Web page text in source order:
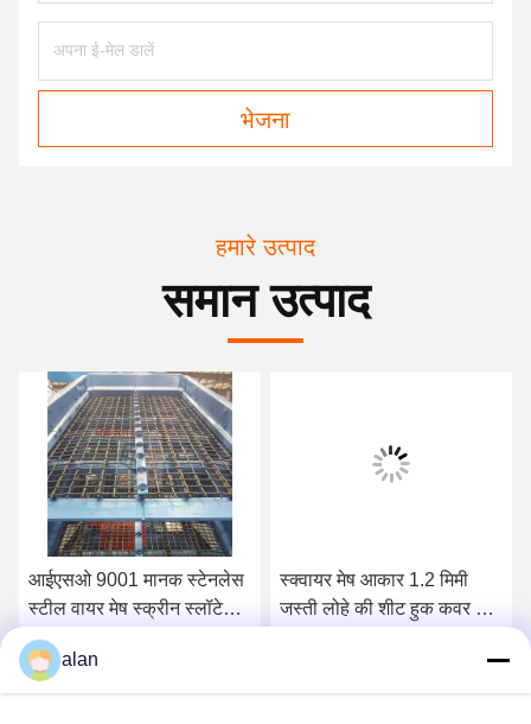
भेजना
हमारे उत्पाद
समान उत्पाद
आईएसओ 9001 मानक स्टेनलेस
स्टील वायर मेष स्क्रीन स्लॉटेड
क्वेर्री
सबसे अच्छी कीमत पाएं
स्क्वायर मेष आकार 1.2 मिमी
जस्ती लोहे की शीट हुक कवर के
alan